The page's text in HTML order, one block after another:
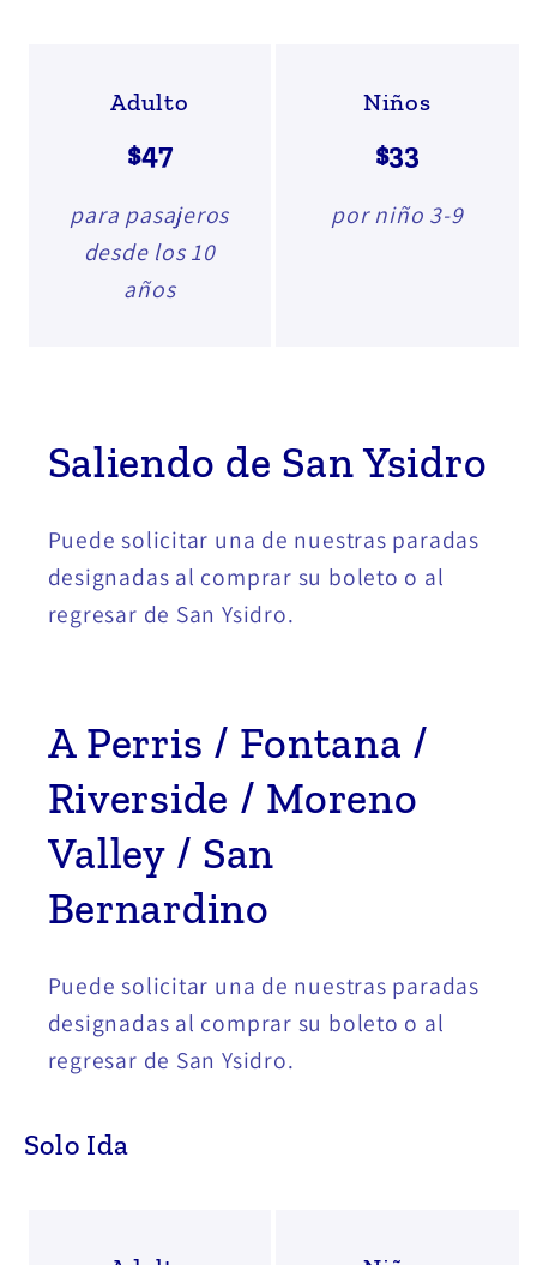
Adulto
$47
para pasajeros
desde los 10
años
Niños
$33
por niño 3-9
Saliendo de San Ysidro
Puede solicitar una de nuestras paradas
designadas al comprar su boleto o al
regresar de San Ysidro.
A Perris / Fontana /
Riverside / Moreno
Valley / San
Bernardino
Puede solicitar una de nuestras paradas
designadas al comprar su boleto o al
regresar de San Ysidro.
Solo Ida